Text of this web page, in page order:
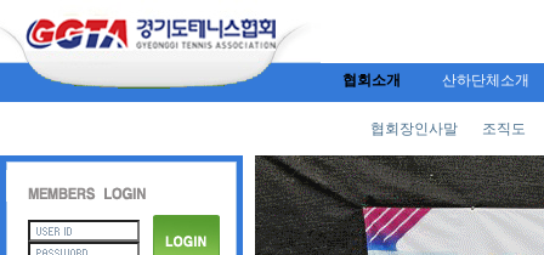
협회소개 산하단체소개
협회장인사말 조직도